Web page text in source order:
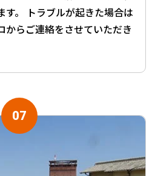
す。 トラブルが起きた場合は
からご連絡をさせていただき